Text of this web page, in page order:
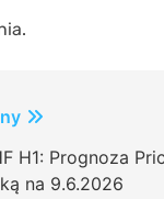
H1: Prognoza
na 9.6.2026